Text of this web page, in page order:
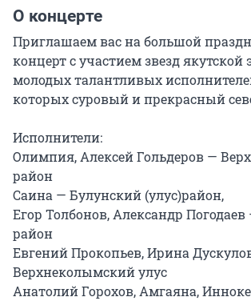
О концерте
Приглашаем вас на большой
концерт с участием звезд якутской
молодых талантливых
которых суровый и прекрасный
Исполнители:
Олимпия, Алексей Гольдеров —
район
Саина — Булунский (улус)район,
Егор Толбонов, Александр
район
Евгений Прокопьев, Ирина
Верхнеколымский улус
Анатолий Горохов, Амгаяна,